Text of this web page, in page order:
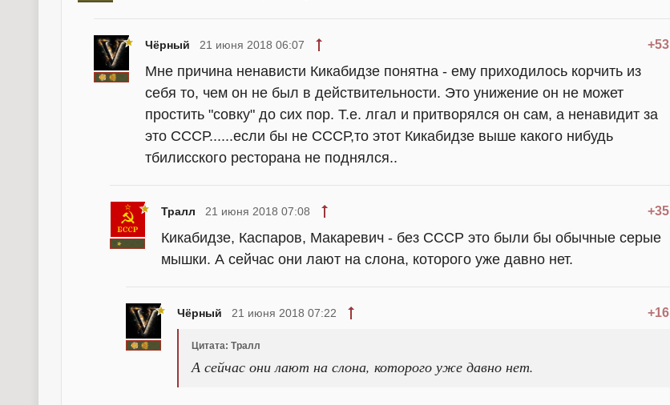
Чёрный +53
21 июня 2018 06:07
Мне причина ненависти Кикабидзе понятна - ему приходилось корчить из
себя то, чем он не был в действительности. Это унижение он не может
простить "совку" до сих пор. Т.е. лгал и притворялся он сам, а ненавидит за
это СССР......если бы не СССР,то этот Кикабидзе выше какого нибудь
тбилисского ресторана не поднялся..
Тралл +35
21 июня 2018 07:08
Кикабидзе, Каспаров, Макаревич - без СССР это были бы обычные серые
мышки. А сейчас они лают на слона, которого уже давно нет.
Чёрный +16
21 июня 2018 07:22
Цитата: Тралл
А сейчас они лают на слона, которого уже давно нет.